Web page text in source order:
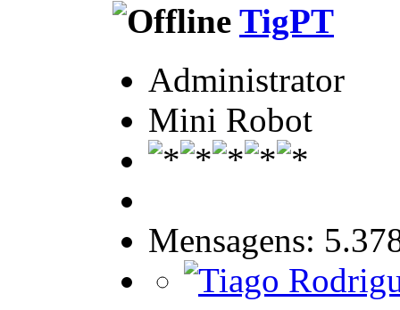
TigPT
Administrator
Mini Robot
Mensagens: